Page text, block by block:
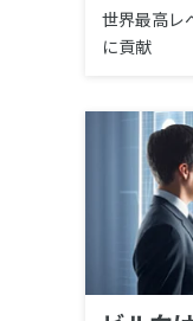
世界最高レ
に貢献